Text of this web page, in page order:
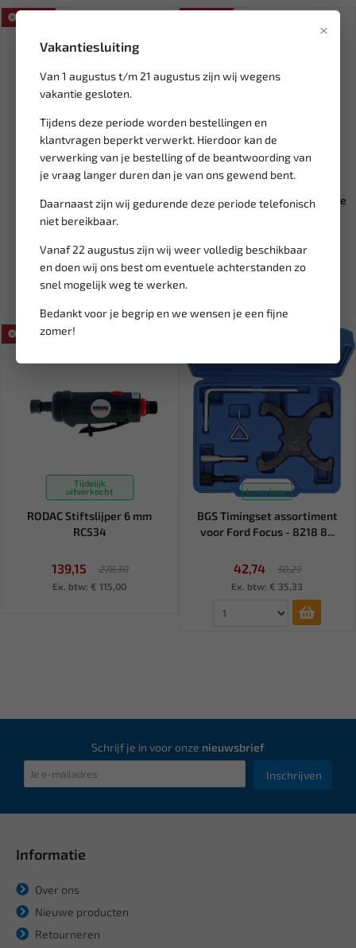
×
Vakantiesluiting
Van 1 augustus t/m 21 augustus zijn wij wegens
vakantie gesloten.
Tijdens deze periode worden bestellingen en
klantvragen beperkt verwerkt. Hierdoor kan de
verwerking van je bestelling of de beantwoording van
je vraag langer duren dan je van ons gewend bent.
Daarnaast zijn wij gedurende deze periode telefonisch
niet bereikbaar.
Vanaf 22 augustus zijn wij weer volledig beschikbaar
en doen wij ons best om eventuele achterstanden zo
snel mogelijk weg te werken.
Bedankt voor je begrip en we wensen je een fijne
zomer!
Leverbaar
E-SPRAY 1 Liter elektrische
vloeistofspuit WT-9035
61,20
72,00
Ex. btw: € 50,58
Leverbaar
FORCE R1234yf Airco diagnose
236,04
277,70
Ex. btw: € 195,08
SALE!
Tijdelijk
uitverkocht
RODAC Stiftslijper 6 mm
RC534
139,15
278,30
Ex. btw: € 115,00
Leverbaar
BGS Timingset assortiment
voor Ford Focus - 8218 8...
42,74
50,29
Ex. btw: € 35,33
Schrijf je in voor onze nieuwsbrief
Inschrijven
Informatie
Over ons
Nieuwe producten
Retourneren